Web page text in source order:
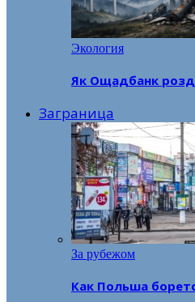
Экология
Як Ощадбанк
Заграница
За рубежом
Как Польша